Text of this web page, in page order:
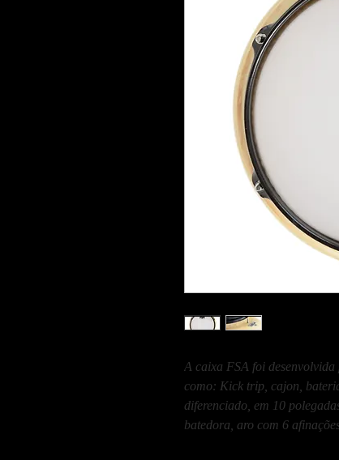
A caixa FSA foi
como: Kick trip, cajon,
diferenciado, em 10
batedora, aro com 6